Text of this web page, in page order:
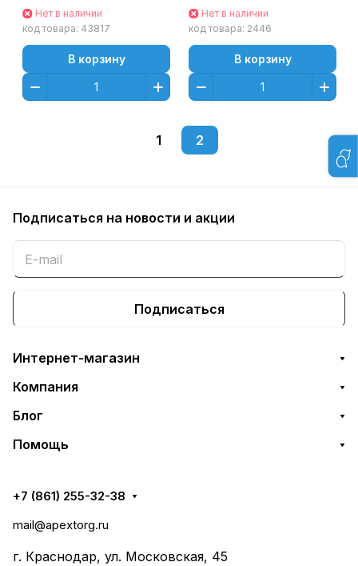
67901/ CB389-67902/
CB389-67903)
Нет в наличии
код товара: 43817
В корзину
Maintenance Kit
Нет в наличии
код товара: 2446
В корзину
1 2
Подписаться на новости и акции
Подписаться
Интернет-магазин
Компания
Блог
Помощь
+7 (861) 255-32-38
mail@apextorg.ru
г. Краснодар, ул. Московская, 45